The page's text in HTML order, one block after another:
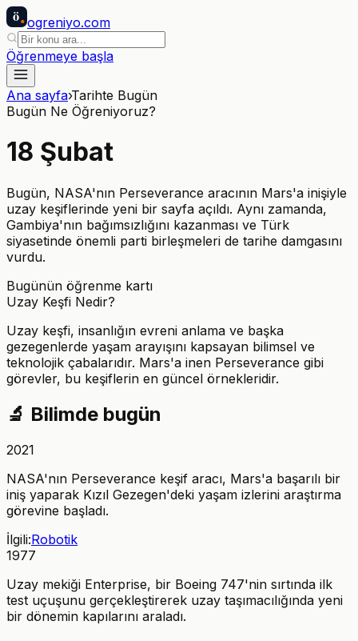
ö ogreniyo.com
Öğrenmeye başla
Ana sayfa›Tarihte Bugün
Bugün Ne Öğreniyoruz?
18 Şubat
Bugün, NASA'nın Perseverance aracının Mars'a inişiyle
uzay keşiflerinde yeni bir sayfa açıldı. Aynı zamanda,
Gambiya'nın bağımsızlığını kazanması ve Türk
siyasetinde önemli parti birleşmeleri de tarihe damgasını
vurdu.
Bugünün öğrenme kartı
Uzay Keşfi Nedir?
Uzay keşfi, insanlığın evreni anlama ve başka
gezegenlerde yaşam arayışını kapsayan bilimsel ve
teknolojik çabalarıdır. Mars'a inen Perseverance gibi
görevler, bu keşiflerin en güncel örnekleridir.
🔬 Bilimde bugün
2021
NASA'nın Perseverance keşif aracı, Mars'a başarılı bir
iniş yaparak Kızıl Gezegen'deki yaşam izlerini araştırma
görevine başladı.
İlgili:Robotik
1977
Uzay mekiği Enterprise, bir Boeing 747'nin sırtında ilk
test uçuşunu gerçekleştirerek uzay taşımacılığında yeni
bir dönemin kapılarını araladı.